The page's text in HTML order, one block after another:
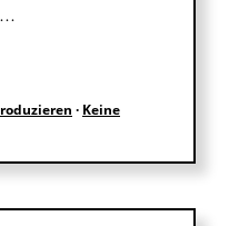
· Keine